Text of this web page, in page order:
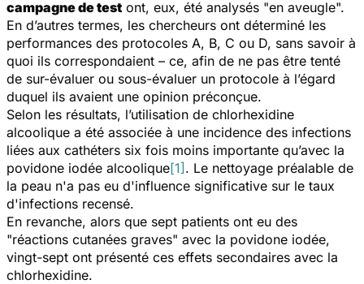
campagne de test ont, eux, été analysés "en aveugle".
En d’autres termes, les chercheurs ont déterminé les
performances des protocoles A, B, C ou D, sans savoir à
quoi ils correspondaient – ce, afin de ne pas être tenté
de sur-évaluer ou sous-évaluer un protocole à l’égard
duquel ils avaient une opinion préconçue.
Selon les résultats, l’utilisation de chlorhexidine
alcoolique a été associée à une incidence des infections
liées aux cathéters six fois moins importante qu’avec la
povidone iodée alcoolique[1]. Le nettoyage préalable de
la peau n'a pas eu d'influence significative sur le taux
d'infections recensé.
En revanche, alors que sept patients ont eu des
"réactions cutanées graves" avec la povidone iodée,
vingt-sept ont présenté ces effets secondaires avec la
chlorhexidine.